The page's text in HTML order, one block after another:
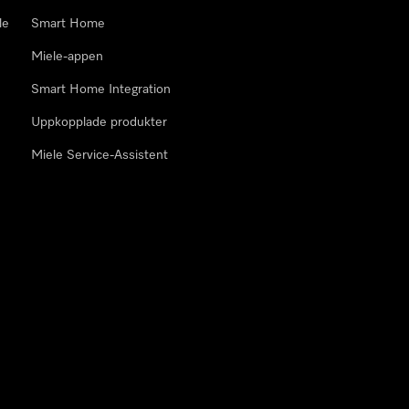
Smart Home
Miele-appen
Smart Home Integration
Uppkopplade produkter
Miele Service-Assistent